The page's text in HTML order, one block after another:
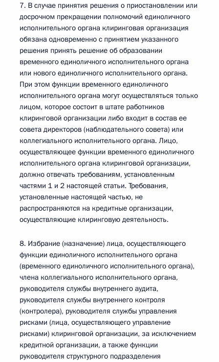
7. В случае принятия решения о приостановлении или
досрочном прекращении полномочий единоличного
исполнительного органа клиринговая организация
обязана одновременно с принятием указанного
решения принять решение об образовании
временного единоличного исполнительного органа
или нового единоличного исполнительного органа.
При этом функции временного единоличного
исполнительного органа могут осуществляться только
лицом, которое состоит в штате работников
клиринговой организации либо входит в состав ее
совета директоров (наблюдательного совета) или
коллегиального исполнительного органа. Лицо,
осуществляющее функции временного единоличного
исполнительного органа клиринговой организации,
должно отвечать требованиям, установленным
частями 1 и 2 настоящей статьи. Требования,
установленные настоящей частью, не
распространяются на кредитные организации,
осуществляющие клиринговую деятельность.
8. Избрание (назначение) лица, осуществляющего
функции единоличного исполнительного органа
(временного единоличного исполнительного органа),
члена коллегиального исполнительного органа,
руководителя службы внутреннего аудита,
руководителя службы внутреннего контроля
(контролера), руководителя службы управления
рисками (лица, осуществляющего управление
рисками) клиринговой организации, за исключением
кредитной организации, а также функции
руководителя структурного подразделения